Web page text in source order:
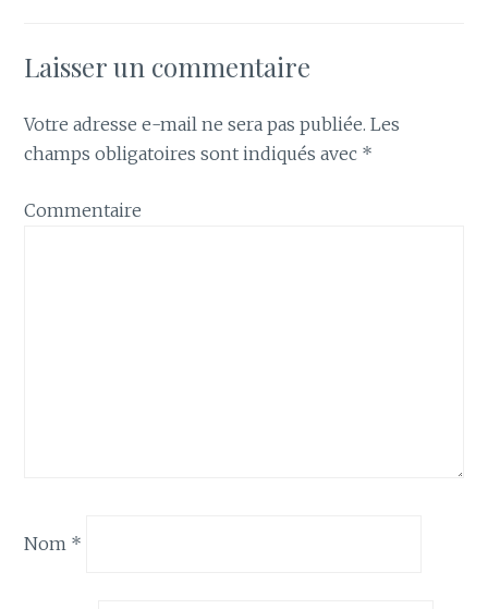
Laisser un commentaire
Votre adresse e-mail ne sera pas publiée. Les
champs obligatoires sont indiqués avec *
Commentaire
Nom *